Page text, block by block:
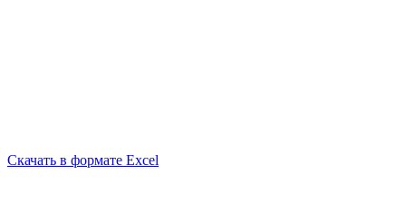
Скачать в формате Excel